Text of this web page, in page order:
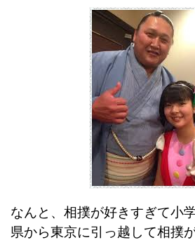
なんと、相撲が好きすぎて小
県から東京に引っ越して相撲